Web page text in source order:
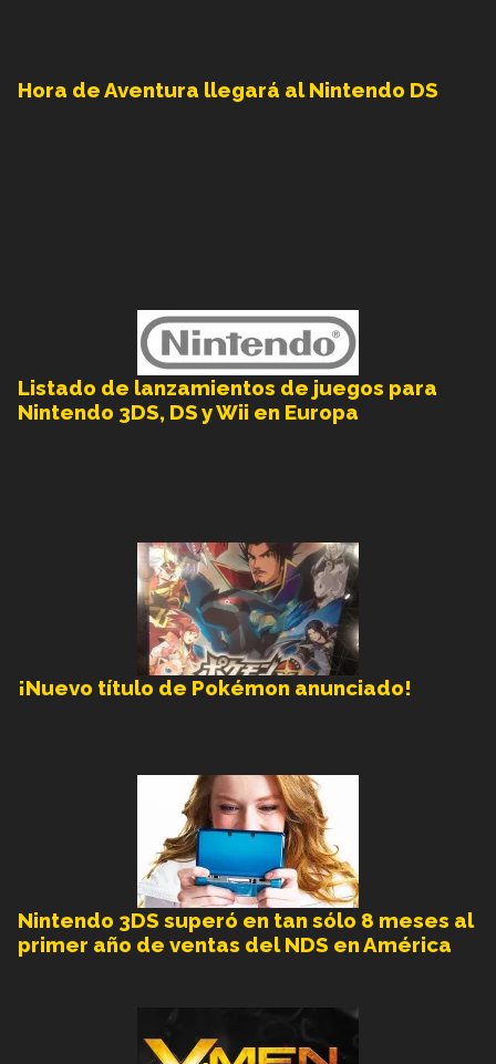
Hora de Aventura llegará al Nintendo DS
Listado de lanzamientos de juegos para
Nintendo 3DS, DS y Wii en Europa
¡Nuevo título de Pokémon anunciado!
Nintendo 3DS superó en tan sólo 8 meses al
primer año de ventas del NDS en América